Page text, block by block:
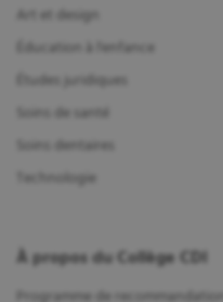
Art et design
Éducation à l'enfance
Études juridiques
Soins de santé
Soins dentaires
Technologie
À propos du Collège CDI
Programme de recommandation